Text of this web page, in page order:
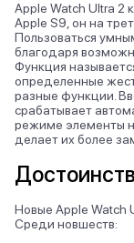
Apple Watch Ultra 2
Apple S9, он на
Пользоваться
благодаря
Функция
определенные
разные функции.
срабатывает
режиме элементы
делает их более
Новые Apple Watch
Среди новшеств: